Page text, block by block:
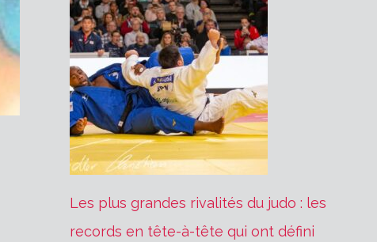
Les plus grandes rivalités du judo : les
records en tête-à-tête qui ont défini